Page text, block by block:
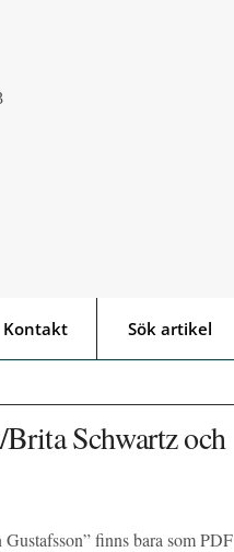
Kontakt Sök artikel
Schwartz och
finns bara som PDF